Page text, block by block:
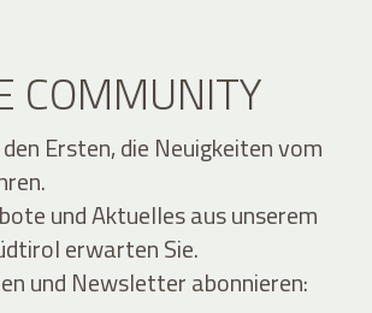
COMMUNITY
Ersten, die Neuigkeiten vom
und Aktuelles aus unserem
erwarten Sie.
und Newsletter abonnieren: